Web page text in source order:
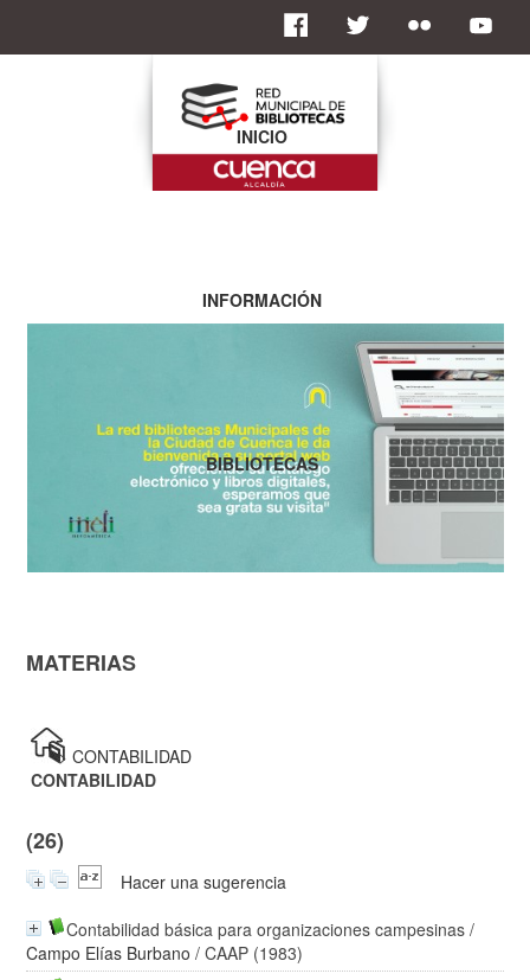
MATERIAS
>CONTABILIDAD
CONTABILIDAD
(26)
Hacer una sugerencia
Contabilidad básica para organizaciones campesinas /
Campo Elías Burbano / CAAP (1983)
INICIO
INFORMACIÓN
BIBLIOTECAS